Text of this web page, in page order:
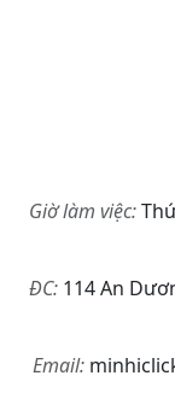
Giờ làm việc:
ĐC: 114 An
Email: